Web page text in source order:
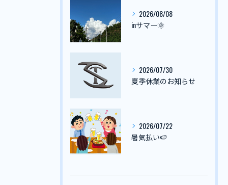
2026/08/08
inサマー🌞
2026/07/30
夏季休業のお知らせ
2026/07/22
暑気払い🍉